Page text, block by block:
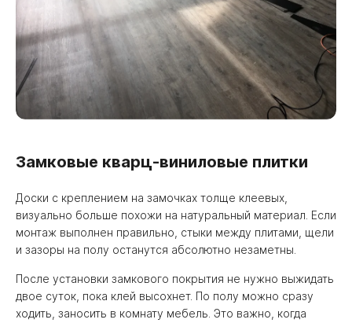
Замковые кварц-виниловые плитки
Доски с креплением на замочках толще клеевых,
визуально больше похожи на натуральный материал. Если
монтаж выполнен правильно, стыки между плитами, щели
и зазоры на полу останутся абсолютно незаметны.
После установки замкового покрытия не нужно выжидать
двое суток, пока клей высохнет. По полу можно сразу
ходить, заносить в комнату мебель. Это важно, когда